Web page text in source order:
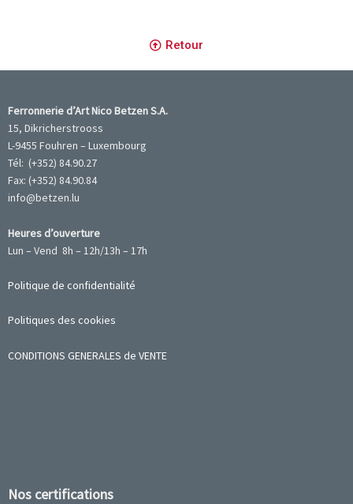
Retour
Ferronnerie d’Art Nico Betzen S.A.
15, Dikricherstrooss
L-9455 Fouhren – Luxembourg
Tél: (+352) 84.90.27
Fax: (+352) 84.90.84
info@betzen.lu
Heures d’ouverture
Lun – Vend 8h – 12h/13h – 17h
Politique de confidentialité
Politiques des cookies
CONDITIONS GENERALES de VENTE
Nos certifications